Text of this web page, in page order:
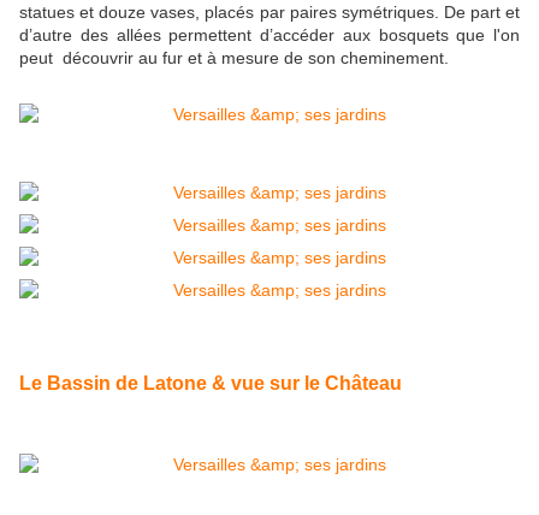
statues et douze vases, placés par paires symétriques. De part et
d’autre des allées permettent d’accéder aux bosquets que l'on
peut découvrir au fur et à mesure de son cheminement.
Le Bassin de Latone & vue sur le Château